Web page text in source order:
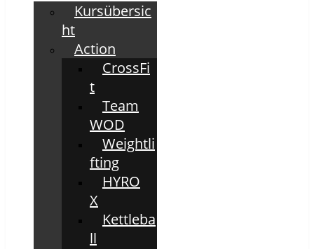
Kursübersic
ht
Action
CrossFi
t
Team
WOD
Weightli
fting
HYRO
X
Kettleba
ll